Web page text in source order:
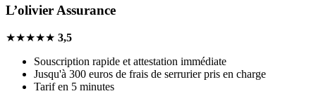
L’olivier Assurance
★★★★★ 3,5
Souscription rapide et attestation immédiate
Jusqu'à 300 euros de frais de serrurier pris en charge
Tarif en 5 minutes